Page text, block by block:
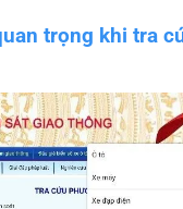
trọng khi tra